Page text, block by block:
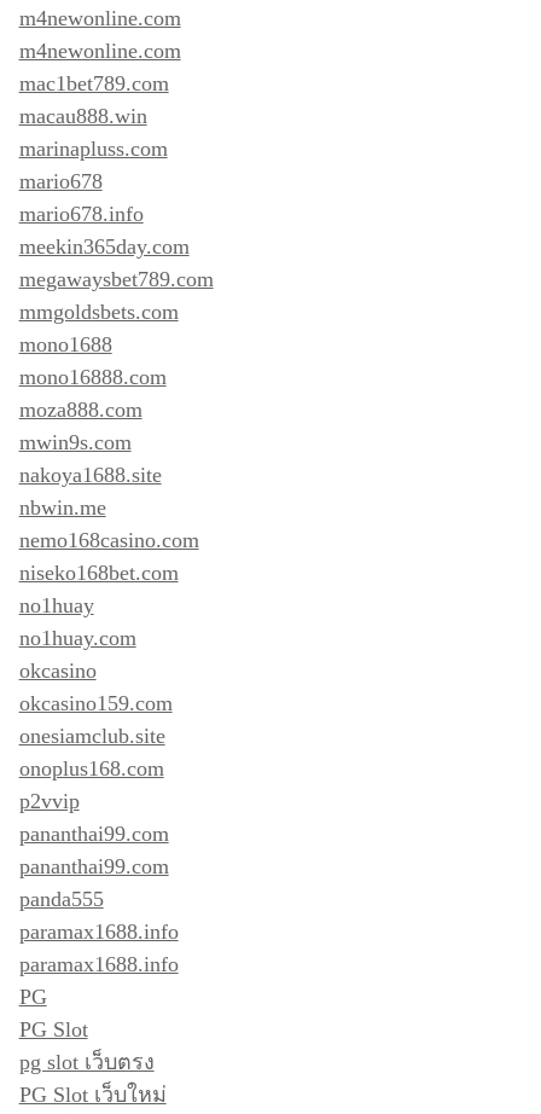
m4newonline.com
m4newonline.com
mac1bet789.com
macau888.win
marinapluss.com
mario678
mario678.info
meekin365day.com
megawaysbet789.com
mmgoldsbets.com
mono1688
mono16888.com
moza888.com
mwin9s.com
nakoya1688.site
nbwin.me
nemo168casino.com
niseko168bet.com
no1huay
no1huay.com
okcasino
okcasino159.com
onesiamclub.site
onoplus168.com
p2vvip
pananthai99.com
pananthai99.com
panda555
paramax1688.info
paramax1688.info
PG
PG Slot
pg slot เว็บตรง
PG Slot เว็บใหม่